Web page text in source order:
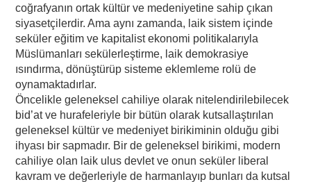
coğrafyanın ortak kültür ve medeniyetine sahip çıkan
siyasetçilerdir. Ama aynı zamanda, laik sistem içinde
seküler eğitim ve kapitalist ekonomi politikalarıyla
Müslümanları sekülerleştirme, laik demokrasiye
ısındırma, dönüştürüp sisteme eklemleme rolü de
oynamaktadırlar.
Öncelikle geleneksel cahiliye olarak nitelendirilebilecek
bid’at ve hurafeleriyle bir bütün olarak kutsallaştırılan
geleneksel kültür ve medeniyet birikiminin olduğu gibi
ihyası bir sapmadır. Bir de geleneksel birikimi, modern
cahiliye olan laik ulus devlet ve onun seküler liberal
kavram ve değerleriyle de harmanlayıp bunları da kutsal